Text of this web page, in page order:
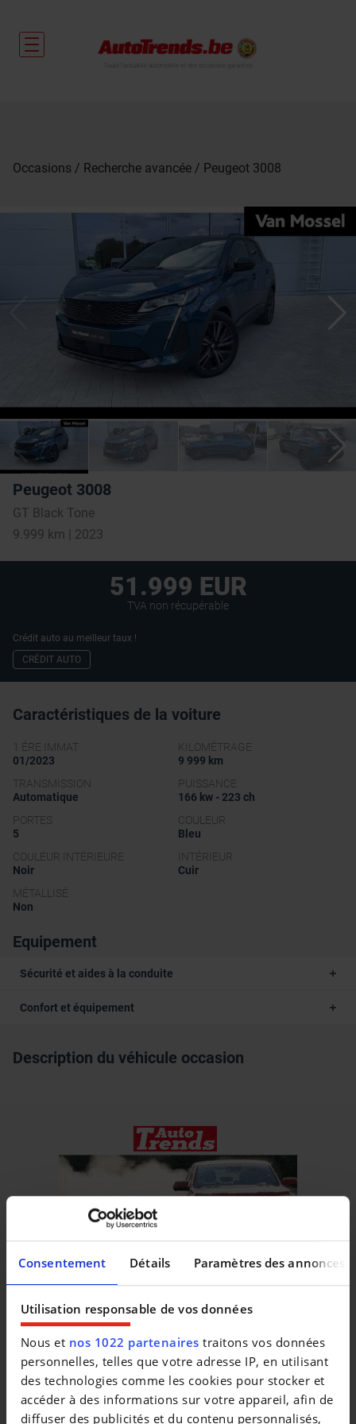
Consentement Détails Paramètres des annonces
Utilisation responsable de vos données
Nous et nos 1022 partenaires traitons vos données
personnelles, telles que votre adresse IP, en utilisant
des technologies comme les cookies pour stocker et
accéder à des informations sur votre appareil, afin de
diffuser des publicités et du contenu personnalisés,
Occasions Recherche avancée Peugeot 3008
Peugeot 3008
GT Black Tone
9.999 km | 2023
51.999 EUR
TVA non récupérable
Crédit auto au meilleur taux !
CRÉDIT AUTO
Caractéristiques de la voiture
1 ÉRE IMMAT
01/2023
KILOMÉTRAGE
9 999 km
TRANSMISSION
Automatique
PUISSANCE
166 kw - 223 ch
PORTES
5
COULEUR
Bleu
COULEUR INTÉRIEURE
Noir
INTÉRIEUR
Cuir
MÉTALLISÉ
Non
Equipement
Sécurité et aides à la conduite
Confort et équipement
Description du véhicule occasion
Véhicules similaires